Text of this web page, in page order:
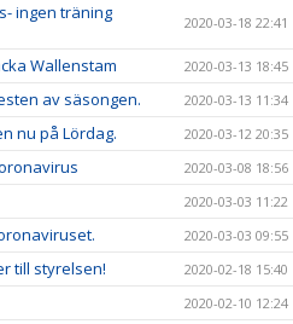
ingen träning
2020-03-18 22:41
Wallenstam 2020-03-13 18:45
av säsongen. 2020-03-13 11:34
nu på Lördag. 2020-03-12 20:35
2020-03-08 18:56
2020-03-03 11:22
2020-03-03 09:55
till styrelsen! 2020-02-18 15:40
2020-02-10 12:24